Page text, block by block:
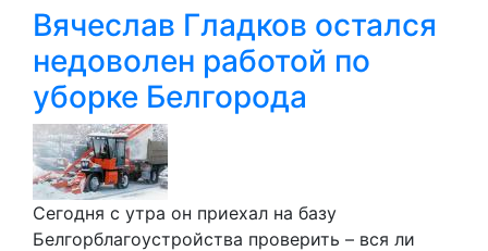
Вячеслав Гладков остался
недоволен работой по
уборке Белгорода
Сегодня с утра он приехал на базу
Белгорблагоустройства проверить – вся ли